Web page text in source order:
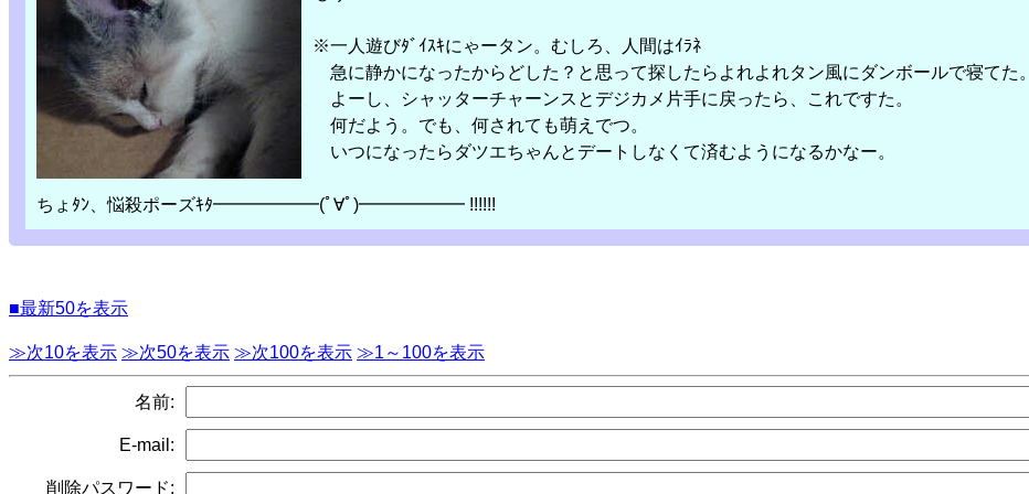
※一人遊びﾀﾞｲｽｷにゃータン。むしろ、人間はｲﾗﾈ
急に静かになったからどした？と思って探したらよれよれタン風にダンボールで寝てた。
よーし、シャッターチャーンスとデジカメ片手に戻ったら、これですた。
何だよう。でも、何されても萌えでつ。
いつになったらダツエちゃんとデートしなくて済むようになるかなー。
ちょﾀﾝ、悩殺ポーズｷﾀ━━━━━━(ﾟ∀ﾟ)━━━━━━ !!!!!!
■最新50を表示
≫次10を表示 ≫次50を表示 ≫次100を表示 ≫1～100を表示
名前:
E-mail:
削除パスワード: